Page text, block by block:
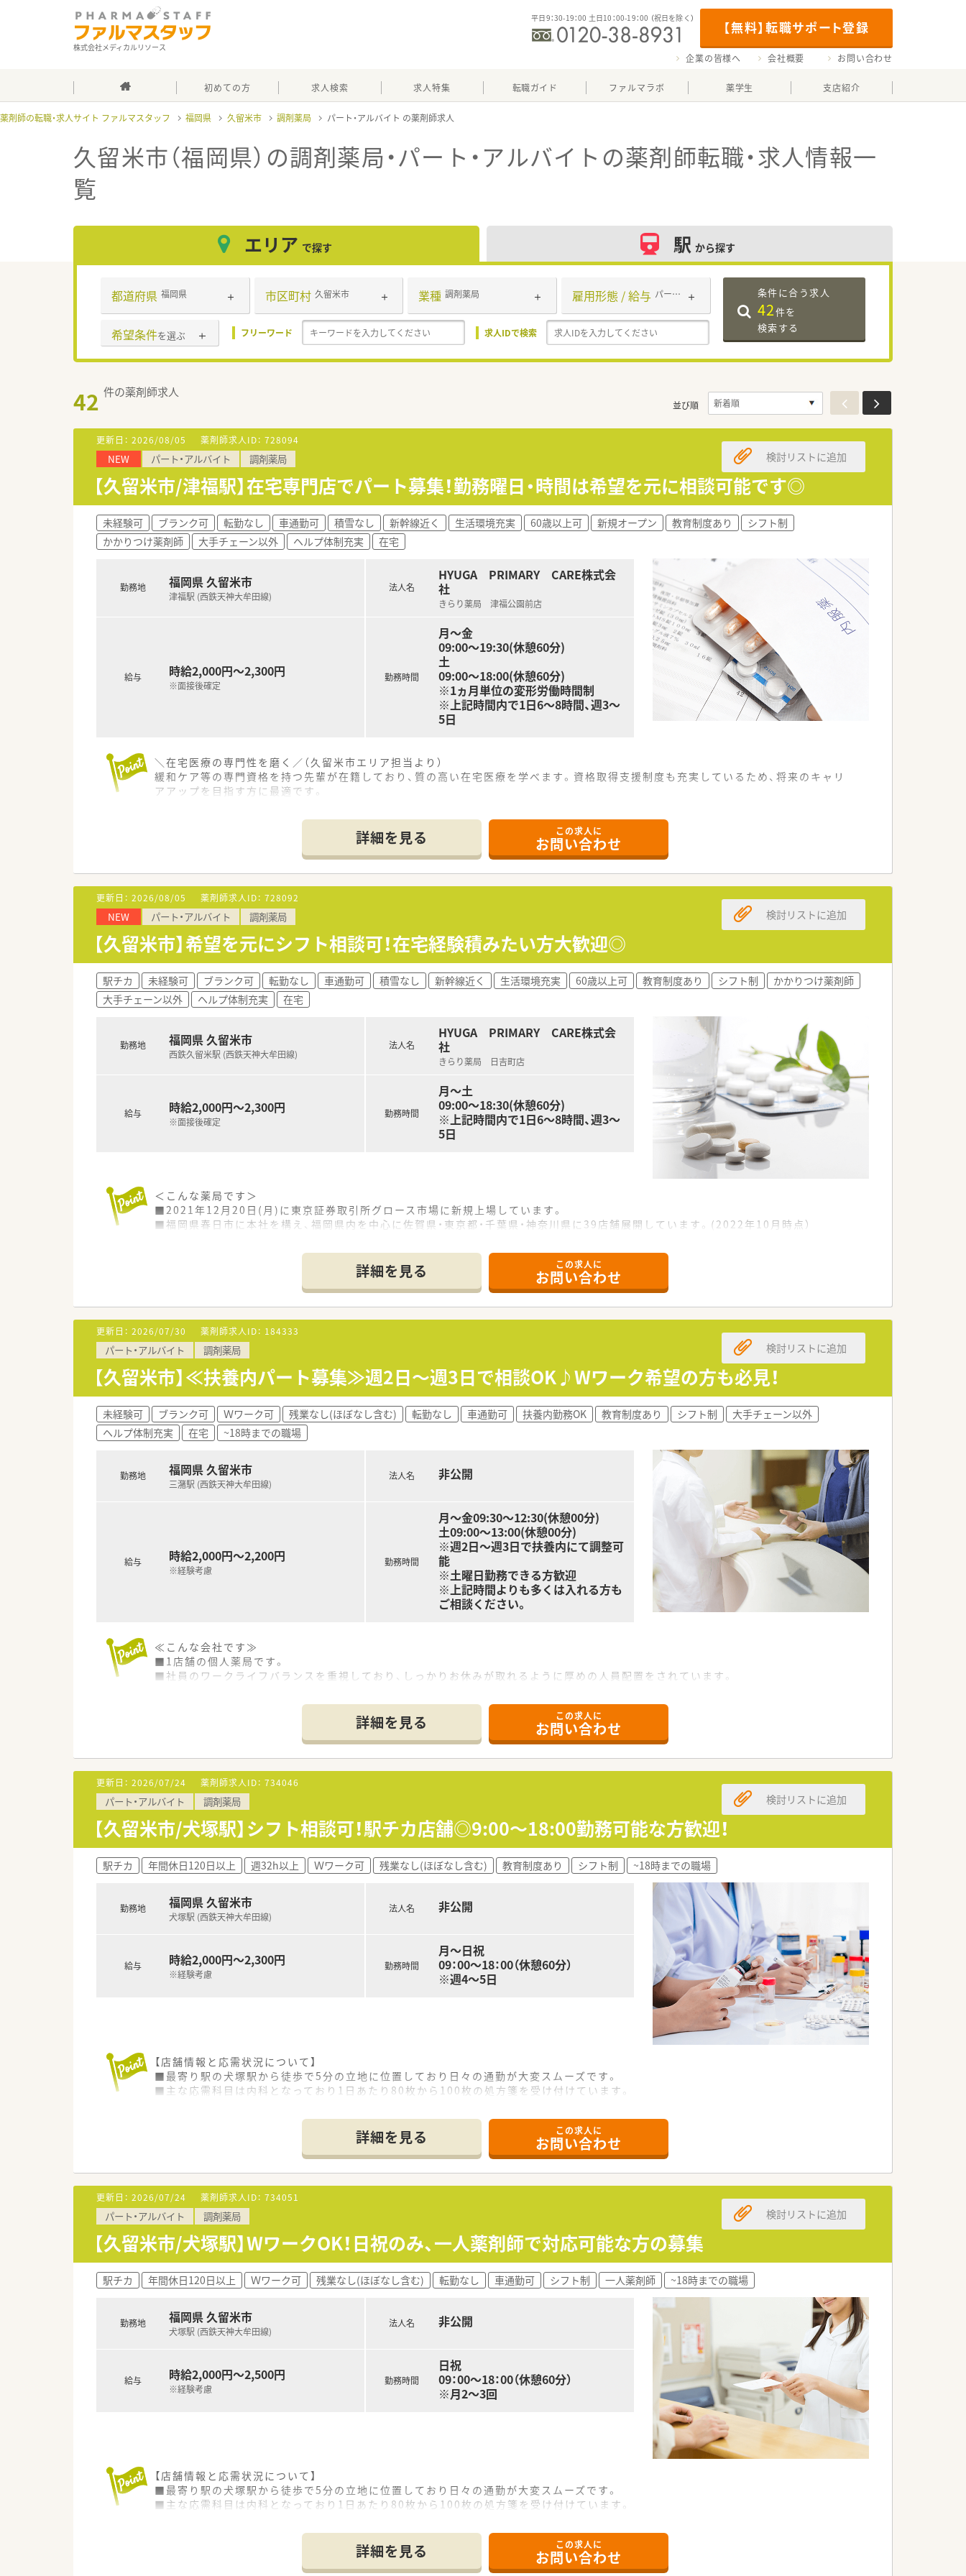
株式会社メディカルリソース
【無料】転職サポート登録
平日9：30-19：00 土日10：00-19：00 （祝日を除く）
企業の皆様へ 会社概要 お問い合わせ
初めての方 求人検索 求人特集 転職ガイド ファルマラボ 薬学生 支店紹介
薬剤師の転職・求人サイト ファルマスタッフ 福岡県 久留米市 調剤薬局 パート・アルバイト
久留米市（福岡県）の調剤薬局・パート・アルバイト の薬剤師転職・求人情報一
覧
エリア で探す 駅 から探す
都道府県 福岡県 市区町村 久留米市 業種 調剤薬局 雇用形態 / 給与 パート・アルバイト
希望条件を選ぶ フリーワード 求人IDで検索
条件に合う求人
42件を
検索する
42 件の薬剤師求人
並び順
更新日： 2026/08/05 薬剤師求人ID： 728094
NEW パート・アルバイト 調剤薬局
【久留米市/津福駅】在宅専門店でパート募集！勤務曜日・時間は希望を元に相談可能です◎
検討リストに追加
未経験可 ブランク可 転勤なし 車通勤可 積雪なし 新幹線近く 生活環境充実 60歳以上可 新規オープン 教育制度あり
シフト制
かかりつけ薬剤師
大手チェーン以外 ヘルプ体制充実 在宅
勤務地 福岡県 久留米市
津福駅 (西鉄天神大牟田線)
給与 時給2,000円～2,300円
※面接後確定
法人名
HYUGA PRIMARY CARE株式会
社
きらり薬局 津福公園前店
勤務時間
月～金
09:00～19:30(休憩60分)
土
09:00～18:00(休憩60分)
※1ヵ月単位の変形労働時間制
※上記時間内で1日6～8時間、週3～
5日
＼在宅医療の専門性を磨く／（久留米市エリア担当より）
緩和ケア等の専門資格を持つ先輩が在籍しており、質の高い在宅医療を学べます。資格取得支援制度も充実しているため、将来のキャリ
アアップを目指す方に最適です。
■最寄り駅である西鉄天神大牟田線の津福駅から車で5分ほどの非常にアクセスしやすい場所に位置しています。
■2025年夏に開局したばかりの、新しく非常にきれいな環境で気持ちよく業務に取り組むことができます。
■主な応需科目は在宅医療となっており、施設や居宅の患者様への対応を中心とした専門店として運営しています。
【募集背景と求める人物像について】
■今回は体制強化のための欠員補充にともなう募集であり、チームに馴染んで協力できる方を歓迎しています。
■地域医療への貢献や在宅医療の分野において、自ら進んで専門性を高めたいという熱意を持つ方を求めています。
■業務上での運転免許が必須条件となっており、20代から50代前半までの幅広い方を対象としています。
【法人特徴について】
■2021年12月に東京証券取引所グロース市場へ上場を果たしている、安定性と成長性を兼ね備えた企業です。
■超高齢化社会において需要が非常に高まっている在宅医療に特化することで、着実な事業成長を続けています。
■全国に多数の店舗を展開していますが、原則として転居を伴うような異動はないため安心して長く働けます。
【求人情報について】
■正社員として勤務していただく薬剤師を募集しており、経験やスキルをしっかりと考慮して条件を決定します。
■調剤薬局での実務経験がない未経験の方や、ブランクがある方であっても事前の相談が可能となっております。
■基本給に加えて薬剤師資格手当などの各種手当が充実しており、安定した収入を得ることが可能な環境です。
詳細を見る この求人に
お問い合わせ
更新日： 2026/08/05 薬剤師求人ID： 728092
NEW パート・アルバイト 調剤薬局
【久留米市】希望を元にシフト相談可！在宅経験積みたい方大歓迎◎
検討リストに追加
駅チカ 未経験可 ブランク可 転勤なし 車通勤可 積雪なし 新幹線近く 生活環境充実 60歳以上可 教育制度あり シフト制
かかりつけ薬剤師
大手チェーン以外
ヘルプ体制充実 在宅
勤務地 福岡県 久留米市
西鉄久留米駅 (西鉄天神大牟田線)
給与 時給2,000円～2,300円
※面接後確定
法人名
HYUGA PRIMARY CARE株式会
社
きらり薬局 日吉町店
勤務時間
月～土
09:00～18:30(休憩60分)
※上記時間内で1日6～8時間、週3～
5日
＜こんな薬局です＞
■2021年12月20日(月)に東京証券取引所グロース市場に新規上場しています。
■福岡県春日市に本社を構え、福岡県内を中心に佐賀県・東京都・千葉県・神奈川県に39店舗展開しています。(2022年10月時点）
■オンライン服薬指導(28店舗実施)、地域連携薬局(21店舗)、零売など最先端の取り組みを実施しています。
■在宅業務専用システムを自社開発しており、現場の薬剤師の意見を集約して作っているので業務負荷軽減につながっています。
報告書も、その場で入力が出来る仕組みを作っており、残業時間を削減しています。
■臨時処方や急な在宅訪問に対応する『臨時処方専任薬剤師』を配置しているので、 大幅な残業はありません。
■運転に不安のある方は3ヶ月研修があるので、着実に慣れて頂けます。
＜女性もご活躍いただける環境＞
■ライフイベントやご自身の状況の変化があった場合、雇用形態変更の相談も可能です。
■育休取得率 100％。復帰率100%。男性育休取得実績(現在8名取得)もあります。
■子育て中の方は時短勤務も可能です。
性別を問わず薬局長等、キャリアを積み活躍できるフィールドがございます。
＜ワークライフバランスを推進＞
■平均の残業時間は10～15時間以内となっており正社員(S1)はみなし残業を超える事はありません。
■終日休みカウントの年間休日は117日＋1日(バースデー休暇)！半休等もシフトに組み込めるのでプライベートと両立が可能です。
■異動は、基本転居を伴わない異動となります。九州から関東へなど転居を伴う異動がないので、地域に根付いた勤務が可能です。
＜スキルアップ・キャリアアップできる環境＞
■麻薬の取り扱いが多い店舗やカテーテル・ポンプ処方を行っている店舗もあります。
緩和ケアの資格を持っている薬剤師が2名（調剤薬局勤務薬剤師54名）在籍しており、患者様に寄り添った仕事を経験することができま
■店舗管理を各薬局長へ任せており、社長から店舗の運営や数字管理の研修を受けることができます。
■企業・官公庁出身の未経験の方や、病院出身の方も多数活躍しています。
詳細を見る この求人に
お問い合わせ
更新日： 2026/07/30 薬剤師求人ID： 184333
パート・アルバイト 調剤薬局
【久留米市】≪扶養内パート募集≫週2日～週3日で相談OK♪Wワーク希望の方も必見！
検討リストに追加
未経験可 ブランク可 Ｗワーク可 残業なし(ほぼなし含む) 転勤なし 車通勤可 扶養内勤務OK 教育制度あり シフト制
大手チェーン以外
ヘルプ体制充実
在宅 ~18時までの職場
勤務地 福岡県 久留米市
三潴駅 (西鉄天神大牟田線)
給与 時給2,000円～2,200円
※経験考慮
法人名 非公開
勤務時間
月～金09:30～12:30(休憩00分)
土09:00～13:00(休憩00分)
※週2日～週3日で扶養内にて調整可
能
※土曜日勤務できる方歓迎
※上記時間よりも多くは入れる方も
ご相談ください。
≪こんな会社です≫
■1店舗の個人薬局です。
■社員のワークライフバランスを重視しており、しっかりお休みが取れるように厚めの人員配置をされています。
■施設の処方など増えており増員での募集です。
■在宅は施設・個人数件でパートの方は基本的に訪問はございません。
■近隣の内科・小児科や大学病院、総合病院など多数の医療機関からの処方箋も受けています。
■一般用医薬品の販売や漢方薬も取り扱っています。
詳細を見る この求人に
お問い合わせ
更新日： 2026/07/24 薬剤師求人ID： 734046
パート・アルバイト 調剤薬局
【久留米市/犬塚駅】シフト相談可！駅チカ店舗◎9:00～18:00勤務可能な方歓迎！
検討リストに追加
駅チカ 年間休日120日以上 週32h以上 Ｗワーク可 残業なし(ほぼなし含む) 教育制度あり シフト制 ~18時までの職場
勤務地 福岡県 久留米市
犬塚駅 (西鉄天神大牟田線)
給与 時給2,000円～2,300円
※経験考慮
法人名 非公開
勤務時間
月～日祝
09：00～18：00（休憩60分）
※週4～5日
【店舗情報と応需状況について】
■最寄り駅の犬塚駅から徒歩で5分の立地に位置しており日々の通勤が大変スムーズです。
■主な応需科目は内科となっており1日あたり80枚から100枚の処方箋を受け付けています。
■今回は欠員補充に伴う採用活動となっており早めのご入社が可能な方を急募しています。
■日祝日の1人勤務に対応できる調剤実務経験をお持ちの方を歓迎して募集を行っています。
■50代までの幅広い年齢層が対象で地域医療に情熱を持って貢献したい方を求めています。
【法人特徴について】
■福岡県や熊本県を中心に薬局を複数展開しており地域密着型の経営を長年行っています。
■親会社が東京の医療機器関連企業であるため基盤が非常に安定しており安心して働けます。
■従業員の幸せと地域社会への貢献を理念に掲げ親しみやすい薬局づくりを進めています。
詳細を見る この求人に
お問い合わせ
更新日： 2026/07/24 薬剤師求人ID： 734051
パート・アルバイト 調剤薬局
【久留米市/犬塚駅】WワークOK！日祝のみ、一人薬剤師で対応可能な方の募集
検討リストに追加
駅チカ 年間休日120日以上 Ｗワーク可 残業なし(ほぼなし含む) 転勤なし 車通勤可 シフト制 一人薬剤師 ~18時までの職場
勤務地 福岡県 久留米市
犬塚駅 (西鉄天神大牟田線)
給与 時給2,000円～2,500円
※経験考慮
法人名 非公開
勤務時間
日祝
09：00～18：00（休憩60分）
※月2～3回
【店舗情報と応需状況について】
■最寄り駅の犬塚駅から徒歩で5分の立地に位置しており日々の通勤が大変スムーズです。
■主な応需科目は内科となっており1日あたり80枚から100枚の処方箋を受け付けています。
■今回は欠員補充に伴う採用活動となっており早めのご入社が可能な方を急募しています。
詳細を見る この求人に
お問い合わせ